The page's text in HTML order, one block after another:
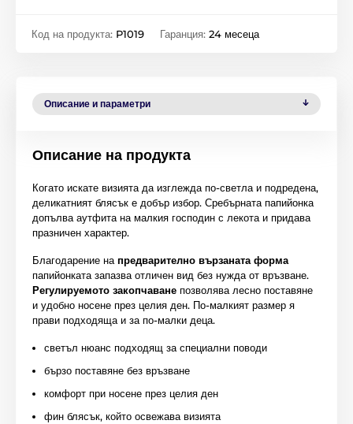
Код на продукта: P1019 Гаранция: 24 месеца
Описание и параметри
Описание на продукта
Когато искате визията да изглежда по-светла и подредена,
деликатният блясък е добър избор. Сребърната папийонка
допълва аутфита на малкия господин с лекота и придава
празничен характер.
Благодарение на предварително вързаната форма
папийонката запазва отличен вид без нужда от връзване.
Регулируемото закопчаване позволява лесно поставяне
и удобно носене през целия ден. По-малкият размер я
прави подходяща и за по-малки деца.
светъл нюанс подходящ за специални поводи
бързо поставяне без връзване
комфорт при носене през целия ден
фин блясък, който освежава визията